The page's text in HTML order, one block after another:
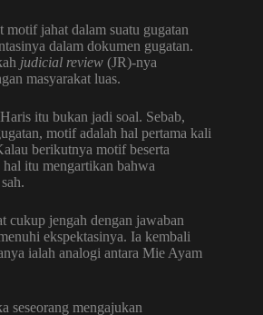
jahat dalam suatu gugatan
dalam dokumen gugatan.
judicial review (JR)-nya
masyarakat luas.
itu bukan jadi soal. Sebab,
motif adalah hal pertama kali
berikutnya motif beserta
itu mengartikan bahwa
cukup jengah dengan jawaban
ekspektasinya. Ia kembali
ialah analogi antara Mie Ayam
seseorang mengajukan